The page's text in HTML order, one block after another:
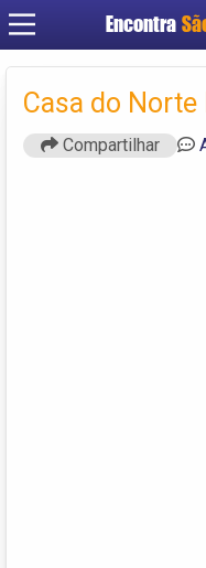
Encontra
Casa do
Compartilhar